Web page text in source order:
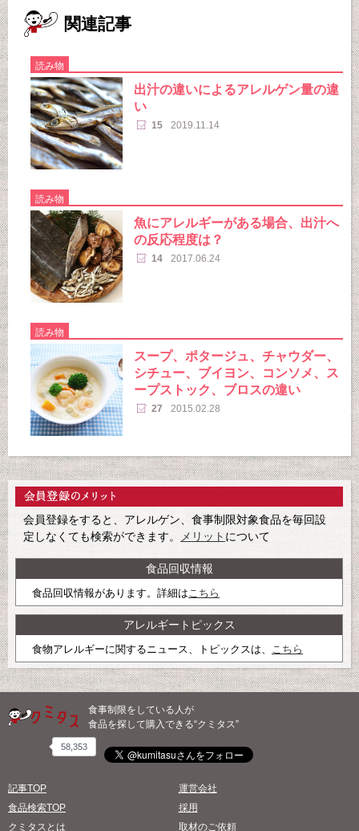
関連記事
読み物
出汁の違いによるアレルゲン量の違
い
15 2019.11.14
読み物
魚にアレルギーがある場合、出汁へ
の反応程度は？
14 2017.06.24
読み物
スープ、ポタージュ、チャウダー、
シチュー、ブイヨン、コンソメ、ス
ープストック、ブロスの違い
27 2015.02.28
会員登録をすると、アレルゲン、食事制限対象食品を毎回設
定しなくても検索ができます。
メリット について
食品回収情報
食品回収情報があります。詳細はこちら
アレルギートピックス
食物アレルギーに関するニュース、トピックスは、 こちら
食事制限をしている人が
食品を探して購入できる“クミタス”
58,353
記事TOP
食品検索TOP
クミタスとは
運営会社
採用
取材のご依頼